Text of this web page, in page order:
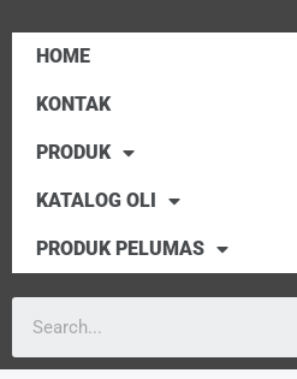
HOME
KONTAK
PRODUK
KATALOG OLI
PRODUK PELUMAS